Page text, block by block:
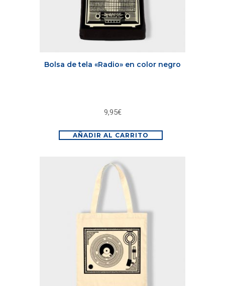
Bolsa de tela «Radio» en color negro
9,95€
AÑADIR AL CARRITO